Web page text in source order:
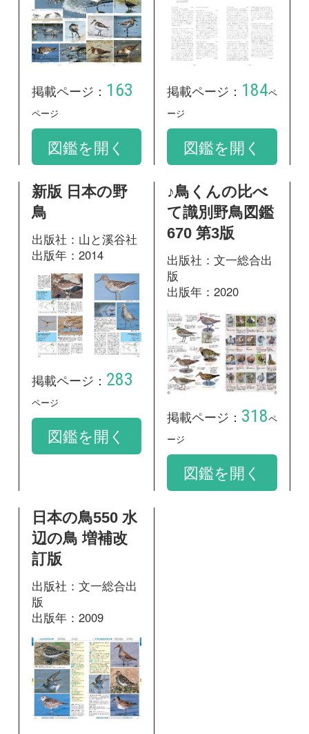
新版 日本の野
鳥
出版社：山と溪谷社
掲載ページ：283
ページ
図鑑を開く
♪鳥くんの比べ
て識別野鳥図鑑
670 第3版
出版社：文一総合出
出版年：2020
掲載ページ：318ペ
図鑑を開く
日本の鳥550 水
辺の鳥 増補改
訂版
出版社：文一総合出
出版年：2009
図鑑を開く
和名：
アメリカウズラシギ
google scholar